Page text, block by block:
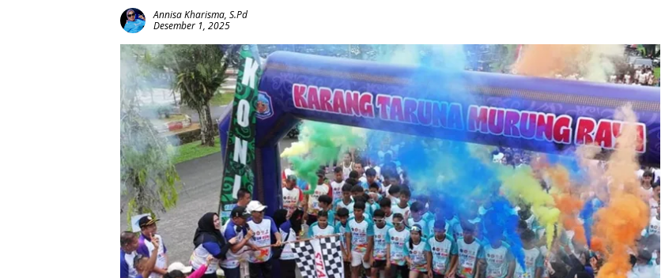
Annisa Kharisma, S.Pd
Desember 1, 2025